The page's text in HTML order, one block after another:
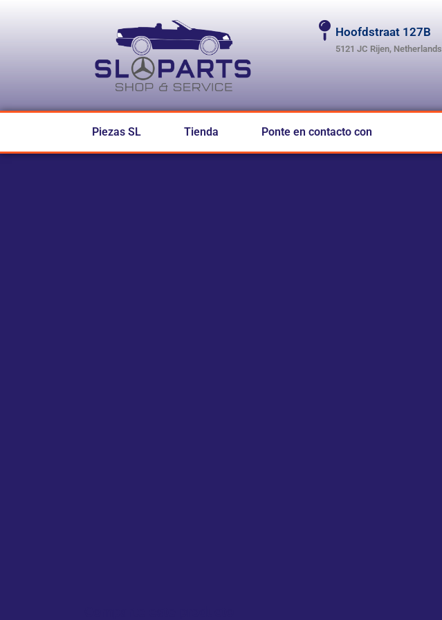
Hoofdstraat 127B
5121 JC Rijen, Netherlands
Piezas SL Tienda Ponte en contacto con